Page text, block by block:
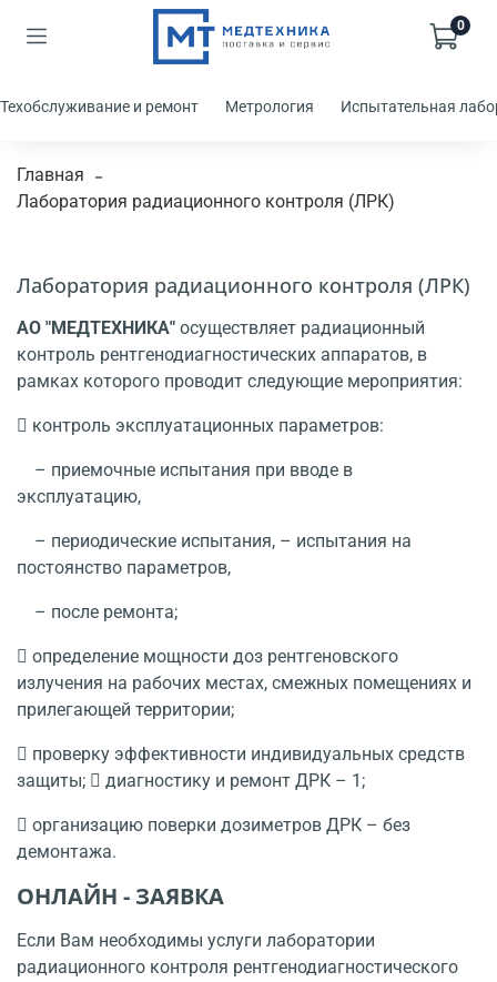
0
Техобслуживание и ремонт Метрология Испытательная
Главная
Лаборатория радиационного контроля (ЛРК)
Лаборатория радиационного контроля (ЛРК)
АО "МЕДТЕХНИКА" осуществляет радиационный
контроль рентгенодиагностических аппаратов, в
рамках которого проводит следующие мероприятия:
 контроль эксплуатационных параметров:
– приемочные испытания при вводе в
эксплуатацию,
– периодические испытания, – испытания на
постоянство параметров,
– после ремонта;
 определение мощности доз рентгеновского
излучения на рабочих местах, смежных помещениях и
прилегающей территории;
 проверку эффективности индивидуальных средств
защиты;  диагностику и ремонт ДРК – 1;
 организацию поверки дозиметров ДРК – без
демонтажа.
ОНЛАЙН - ЗАЯВКА
Если Вам необходимы услуги лаборатории
радиационного контроля рентгенодиагностического